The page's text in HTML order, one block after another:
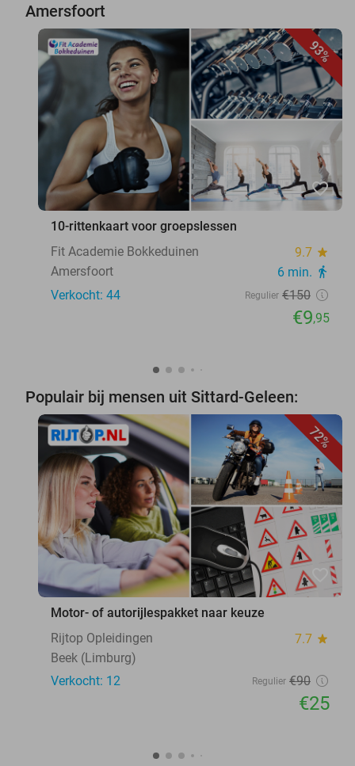
Amersfoort
93%
favorite_border
10-rittenkaart voor groepslessen
Fit Academie Bokkeduinen
9.7 star
Amersfoort 6 min. directions_walk
Verkocht: 44 Regulier €150
€9,95
Populair bij mensen uit Sittard-Geleen:
72%
favorite_border
Motor- of autorijlespakket naar keuze
Rijtop Opleidingen
7.7 star
Beek (Limburg)
Verkocht: 12
Regulier €90
€25